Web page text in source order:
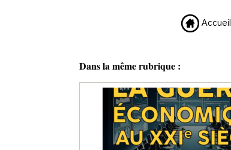
Accueil
Dans la même rubrique :